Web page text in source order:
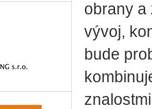
obrany a
vývoj,
bude